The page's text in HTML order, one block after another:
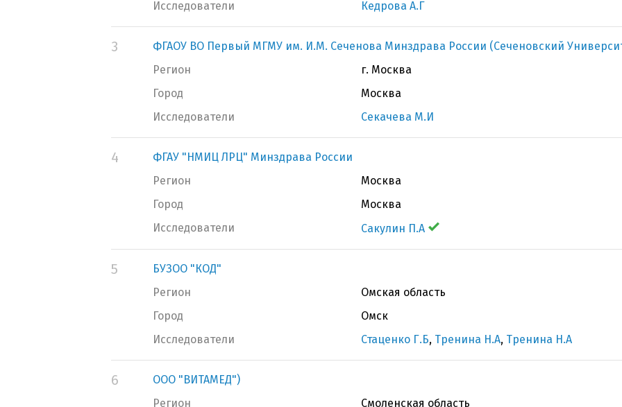
Исследователи
Кедрова А.Г
3
ФГАОУ ВО Первый МГМУ им. И.М. Сеченова Минздрава России (Сеченовский
Регион
г. Москва
Город
Москва
Исследователи
Секачева М.И
4
ФГАУ "НМИЦ ЛРЦ" Минздрава России
Регион
Москва
Город
Москва
Исследователи
Сакулин П.А
5
БУЗОО "КОД"
Регион
Омская область
Город
Омск
Исследователи
Стаценко Г.Б, Тренина Н.А, Тренина Н.А
6
ООО "ВИТАМЕД")
Регион
Смоленская область